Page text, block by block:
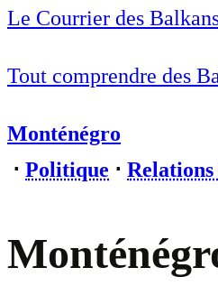
Le Courrier des
Tout comprendre des
Monténégro
⋅ Politique ⋅